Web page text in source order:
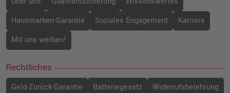
Hausmarken-Garantie
Soziales Engagement
Karriere
Mit uns werben!
Rechtliches
Geld-Zurück-Garantie Batteriegesetz
Widerrufsbelehrung